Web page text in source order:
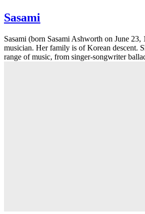
Sasami
Sasami (born Sasami Ashworth on June 23,
musician. Her family is of Korean descent.
range of music, from singer-songwriter